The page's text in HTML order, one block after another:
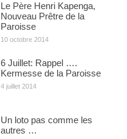
Le Père Henri Kapenga,
Nouveau Prêtre de la
Paroisse
10 octobre 2014
6 Juillet: Rappel ….
Kermesse de la Paroisse
4 juillet 2014
Un loto pas comme les
autres …